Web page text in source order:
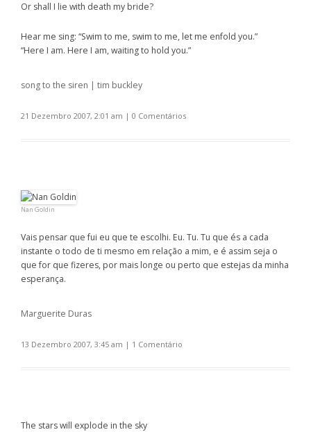
Or shall I lie with death my bride?
Hear me sing: “Swim to me, swim to me, let me enfold you.”
“Here I am. Here I am, waiting to hold you.”
song to the siren | tim buckley
21 Dezembro 2007, 2:01 am | 0 Comentários
Nan Goldin
Vais pensar que fui eu que te escolhi. Eu. Tu. Tu que és a cada
instante o todo de ti mesmo em relação a mim, e é assim seja o
que for que fizeres, por mais longe ou perto que estejas da minha
esperança.
Marguerite Duras
13 Dezembro 2007, 3:45 am | 1 Comentário
The stars will explode in the sky